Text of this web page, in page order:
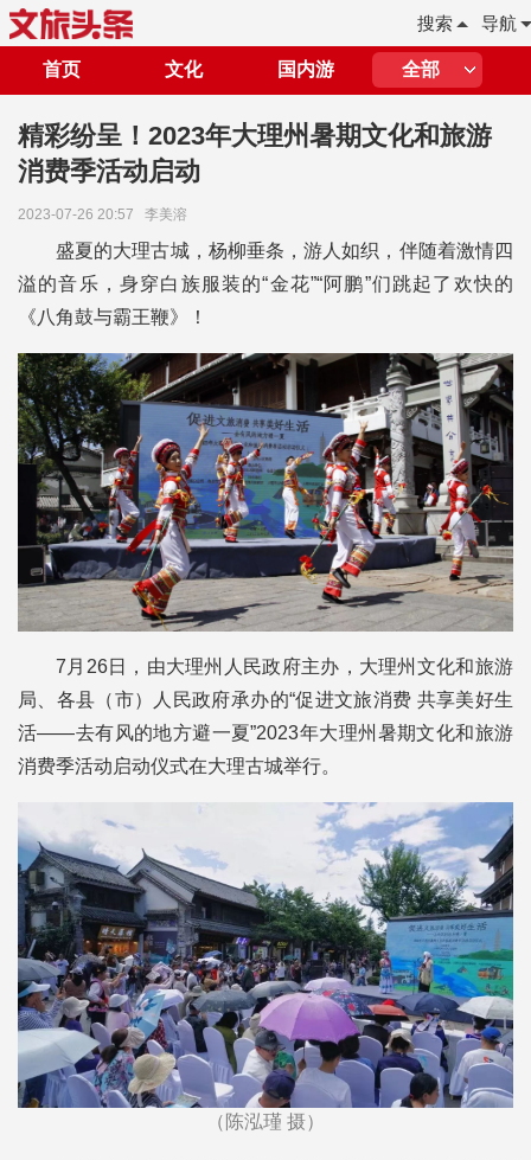
导航
搜索
首页 文化 国内游 全部
精彩纷呈！2023年大理州暑期文化和旅游
消费季活动启动
2023-07-26 20:57 李美溶
盛夏的大理古城，杨柳垂条，游人如织，伴随着激情四
溢的音乐，身穿白族服装的“金花”“阿鹏”们跳起了欢快的
《八角鼓与霸王鞭》！
7月26日，由大理州人民政府主办，大理州文化和旅游
局、各县（市）人民政府承办的“促进文旅消费 共享美好生
活——去有风的地方避一夏”2023年大理州暑期文化和旅游
消费季活动启动仪式在大理古城举行。
（陈泓瑾 摄）